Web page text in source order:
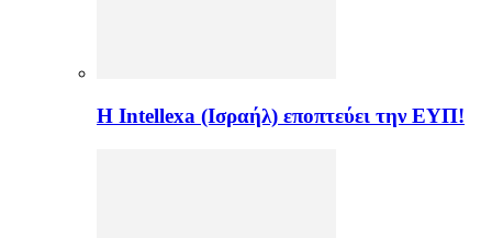
Η Intellexa (Ισραήλ) εποπτεύει την ΕΥΠ!